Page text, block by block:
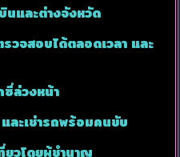
าง ตั้งแต่จุดรับ จนถึงจุด
)
บที่สนามบินได้ไหม ?
ามีรถให้บริการทุกประเภท
น
ยว ได้ไหม ?
และต่างจังหวัด
วจสอบได้ตลอดเวลา และ
ล่วงหน้า
ละเช่ารถพร้อมคนขับ
วโดยผู้ชำนาญ